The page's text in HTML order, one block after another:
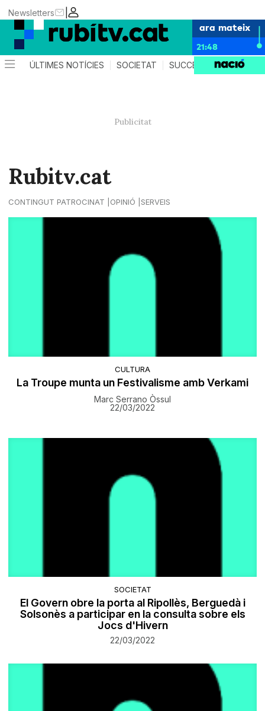
|
Newsletters
ara mateix
21:48
ÚLTIMES NOTÍCIES SOCIETAT SUCCESSOS
Rubitv.cat
CONTINGUT PATROCINAT OPINIÓ SERVEIS
CULTURA
La Troupe munta un Festivalisme amb Verkami
Marc Serrano Òssul
22/03/2022
SOCIETAT
El Govern obre la porta al Ripollès, Berguedà i
Solsonès a participar en la consulta sobre els
Jocs d'Hivern
22/03/2022